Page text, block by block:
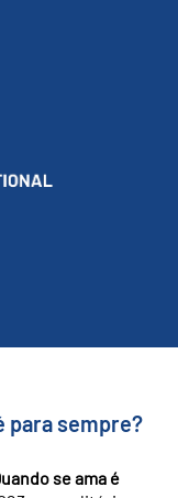
para sempre?
se ama é